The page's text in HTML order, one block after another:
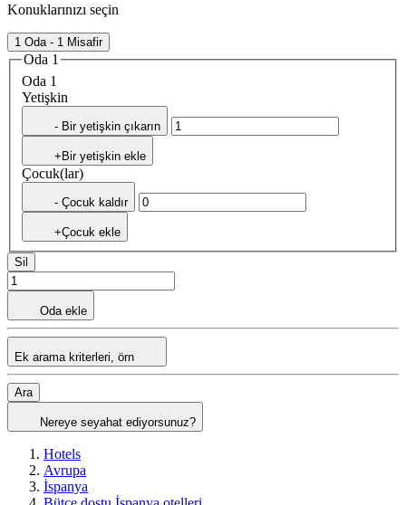
Konuklarınızı seçin
1 Oda - 1 Misafir
Oda 1
Oda 1
Yetişkin
- Bir yetişkin çıkarın
+Bir yetişkin ekle
Çocuk(lar)
- Çocuk kaldır
+Çocuk ekle
Sil
Oda ekle
Ek arama kriterleri, örn
Ara
Nereye seyahat ediyorsunuz?
Hotels
Avrupa
İspanya